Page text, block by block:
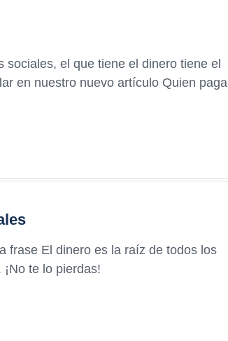
el que tiene el dinero tiene el
en nuestro nuevo artículo Quien paga
frase El dinero es la raíz de todos los
te lo pierdas!